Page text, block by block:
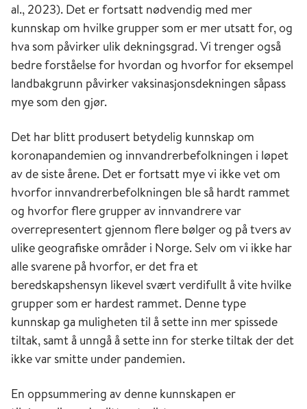
al., 2023). Det er fortsatt nødvendig med mer
kunnskap om hvilke grupper som er mer utsatt for, og
hva som påvirker ulik dekningsgrad. Vi trenger også
bedre forståelse for hvordan og hvorfor for eksempel
landbakgrunn påvirker vaksinasjonsdekningen såpass
mye som den gjør.
Det har blitt produsert betydelig kunnskap om
koronapandemien og innvandrerbefolkningen i løpet
av de siste årene. Det er fortsatt mye vi ikke vet om
hvorfor innvandrerbefolkningen ble så hardt rammet
og hvorfor flere grupper av innvandrere var
overrepresentert gjennom flere bølger og på tvers av
ulike geografiske områder i Norge. Selv om vi ikke har
alle svarene på hvorfor, er det fra et
beredskapshensyn likevel svært verdifullt å vite hvilke
grupper som er hardest rammet. Denne type
kunnskap ga muligheten til å sette inn mer spissede
tiltak, samt å unngå å sette inn for sterke tiltak der det
ikke var smitte under pandemien.
En oppsummering av denne kunnskapen er